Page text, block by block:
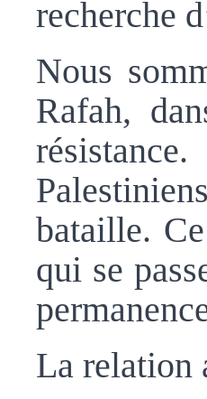
recherche
Nous
Rafah,
bataille.
qui se
La relation